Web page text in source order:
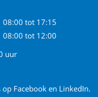
08:00 tot 17:15
08:00 tot 12:00
uur
Facebook en LinkedIn.